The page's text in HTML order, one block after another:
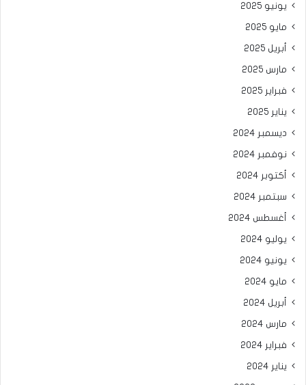
يونيو 2025
مايو 2025
أبريل 2025
مارس 2025
فبراير 2025
يناير 2025
ديسمبر 2024
نوفمبر 2024
أكتوبر 2024
سبتمبر 2024
أغسطس 2024
يوليو 2024
يونيو 2024
مايو 2024
أبريل 2024
مارس 2024
فبراير 2024
يناير 2024